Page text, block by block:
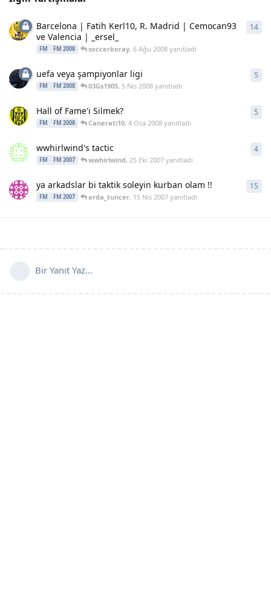
Barcelona | Fatih Kerl10, R. Madrid | Cemocan93
ve Valencia | _ersel_
FM FM 2008 soccerkoray, 6 Ağu 2008yanıtladı
14
uefa veya şampiyonlar ligi
FM FM 2008 03Gs1905, 5 Nis 2008yanıtladı
5
Hall of Fame'i Silmek?
FM FM 2008 Canerati10, 4 Oca 2008yanıtladı
5
wwhirlwind's tactic
FM FM 2007 wwhirlwind, 25 Eki 2007yanıtladı
4
ya arkadslar bi taktik soleyin kurban olam !!
FM FM 2007 arda_tuncer, 15 Nis 2007yanıtladı
15
Bir Yanıt Yaz...